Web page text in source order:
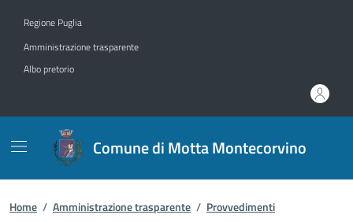
Regione Puglia
Amministrazione trasparente
Albo pretorio
Comune di Motta Montecorvino
Home / Amministrazione trasparente / Provvedimenti